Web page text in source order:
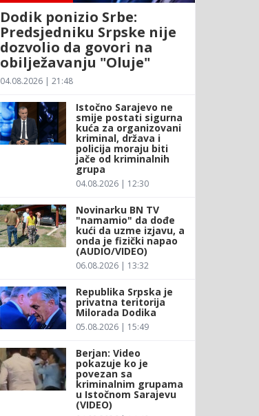
Dodik ponizio Srbe:
Predsjedniku Srpske nije
dozvolio da govori na
obilježavanju "Oluje"
04.08.2026 | 21:48
Istočno Sarajevo ne
smije postati sigurna
kuća za organizovani
kriminal, država i
policija moraju biti
jače od kriminalnih
grupa
04.08.2026 | 12:30
Novinarku BN TV
"namamio" da dođe
kući da uzme izjavu, a
onda je fizički napao
(AUDIO/VIDEO)
06.08.2026 | 13:32
Republika Srpska je
privatna teritorija
Milorada Dodika
05.08.2026 | 15:49
Berjan: Video
pokazuje ko je
povezan sa
kriminalnim grupama
u Istočnom Sarajevu
(VIDEO)